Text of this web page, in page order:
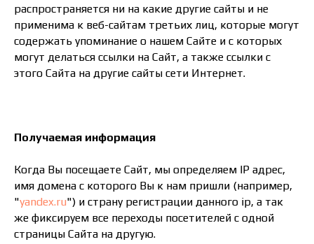
распространяется ни на какие другие сайты и не
применима к веб-сайтам третьих лиц, которые могут
содержать упоминание о нашем Сайте и с которых
могут делаться ссылки на Сайт, а также ссылки с
этого Сайта на другие сайты сети Интернет.
Получаемая информация
Когда Вы посещаете Сайт, мы определяем IP адрес,
имя домена с которого Вы к нам пришли (например,
"yandex.ru") и страну регистрации данного ip, а так
же фиксируем все переходы посетителей с одной
страницы Сайта на другую.